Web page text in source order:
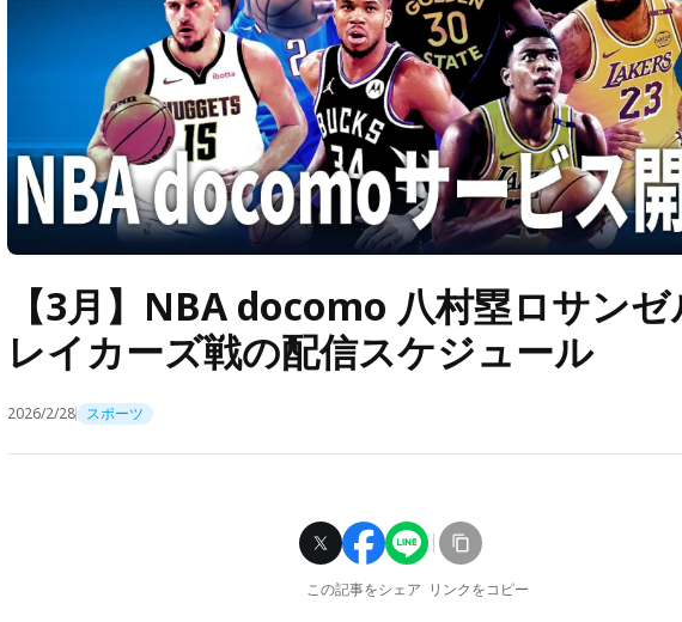
【3月】NBA docomo 八村塁ロサン
レイカーズ戦の配信スケジュール
2026/2/28 スポーツ
この記事をシェア リンクをコピー